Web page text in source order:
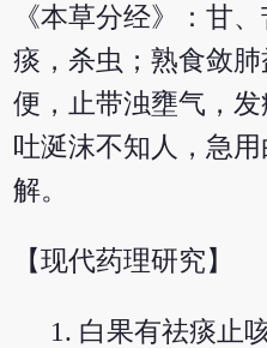
《本草分经》：甘
痰，杀虫；熟食敛
便，止带浊壅气，发
吐涎沫不知人，急
解。
【现代药理研究】
白果有祛痰止